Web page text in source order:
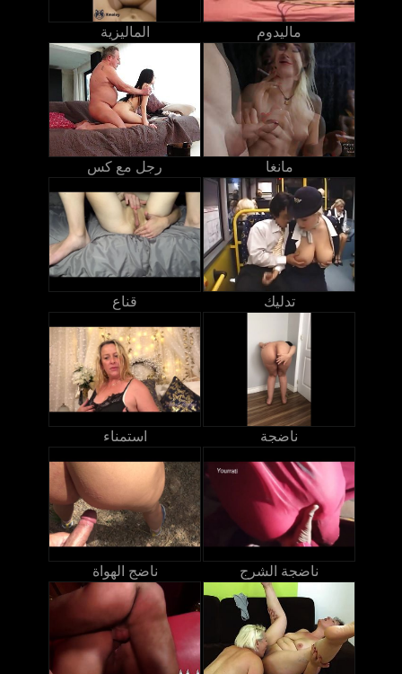
الماليزية ماليدوم
رجل مع كس مانغا
قناع تدليك
استمناء ناضجة
ناضج الهواة ناضجة الشرج